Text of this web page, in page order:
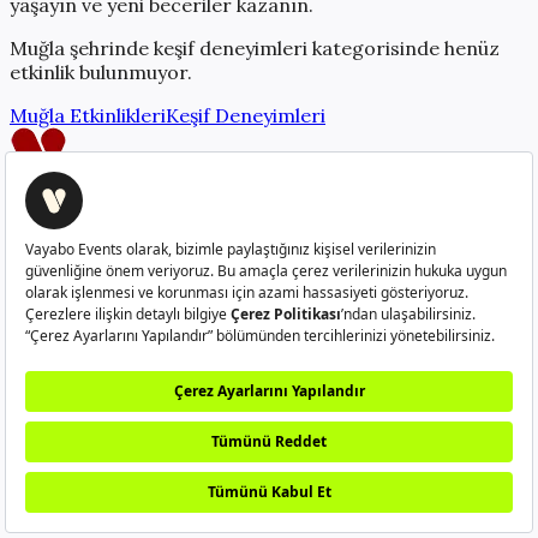
Muğla şehrinde keşif deneyimleri kategorisinde henüz
etkinlik bulunmuyor.
Muğla EtkinlikleriKeşif Deneyimleri
Creatorlerı güçlendiren platform
info@vayabo.com
+90 532 429 37 05
HakkımızdaNasıl Çalışır?Sıkça Sorulan SorularCreator
Kullanım KoşullarıGizlilik PolitikasıKullanıcı Aydınlatma
Metni
Veri Sahibi Başvuru Formu
©2026Vayabo. Tüm hakları saklıdır.